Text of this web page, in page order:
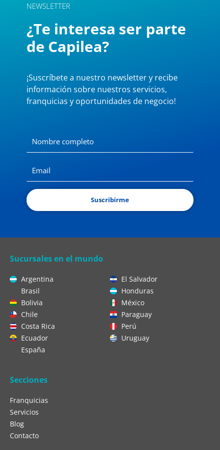
NEWSLETTER
¿Te interesa ser parte
de Capilea?
¡Suscríbete a nuestro newsletter y recibe
información sobre nuestros servicios,
franquicias y oportunidades de negocio!
Suscribirme
Sucursales en el mundo
Argentina
Brasil
Bolivia
Chile
Costa Rica
Ecuador
España
El Salvador
Honduras
México
Paraguay
Perú
Uruguay
Secciones
Franquicias
Servicios
Blog
Contacto